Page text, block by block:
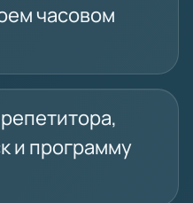
часовом
и программу